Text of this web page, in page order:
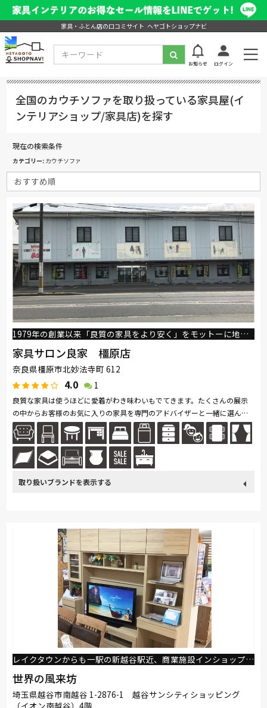
家具・ふとん店の口コミサイト ヘヤゴトショップナビ
お知らせ ログイン
全国のカウチソファを取り扱っている家具屋(イ
ンテリアショップ/家具店)を探す
現在の検索条件
カテゴリー カウチソファ
1979年の創業以来「良質の家具をより安く」をモットーに地域のお客様に愛されています
家具サロン良家 橿原店
奈良県橿原市北妙法寺町 612
4.0 1
良質な家具は使うほどに愛着がわき味わいもでてきます。たくさんの展示
の中からお客様のお気に入りの家具を専門のアドバイザーと一緒に選んで
ください 材質・デザイン・色・サイズなど、お客様のご要望をお聞き
し、...続きを読む
SIMMONS 浜本工芸 冨士ファニチア ナガノインテリア
綾野製作所 ドリームベッド Serta TEMPUR
HTLワタリジャパン サンゲツ マルニ木工
PARAMOUNT BED イバタインテリア 高野木工
レイクタウンからも一駅の新越谷駅近、商業施設インショップ。既製品の他にオーダー家具も同時に見れます。
世界の風来坊
埼玉県越谷市南越谷 1-2876-1 越谷サンシティショッピング
（イオン南越谷）4階